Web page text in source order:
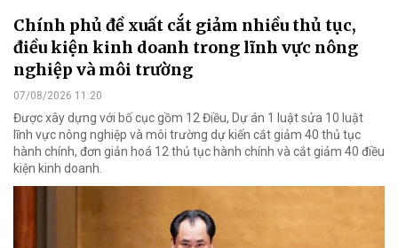
Chính phủ đề xuất cắt giảm nhiều thủ tục,
điều kiện kinh doanh trong lĩnh vực nông
nghiệp và môi trường
07/08/2026 11:20
Được xây dựng với bố cục gồm 12 Điều, Dự án 1 luật sửa 10 luật
lĩnh vực nông nghiệp và môi trường dự kiến cắt giảm 40 thủ tục
hành chính, đơn giản hoá 12 thủ tục hành chính và cắt giảm 40 điều
kiện kinh doanh.